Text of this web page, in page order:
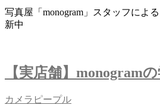
写真屋「monogram」スタッフによ
新中
【実店舗】monogram
カメラピープル